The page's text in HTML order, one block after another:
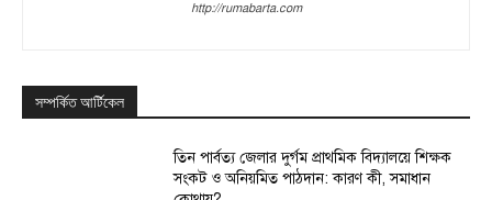
http://rumabarta.com
সম্পর্কিত আর্টিকেল
তিন পার্বত্য জেলার দুর্গম প্রাথমিক বিদ্যালয়ে শিক্ষক
সংকট ও অনিয়মিত পাঠদান: কারণ কী, সমাধান